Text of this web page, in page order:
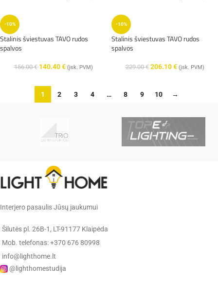
-10%
Stalinis šviestuvas TAVO rudos
spalvos
156.00€ 140.40€ (įsk. PVM)
-10%
Stalinis šviestuvas TAVO rudos
spalvos
229.00€ 206.10€ (įsk. PVM)
1 2 3 4 … 8 9 10 →
Interjero pasaulis Jūsų jaukumui
Šilutės pl. 26B-1, LT-91177 Klaipėda
Mob. telefonas: +370 676 80998
info@lighthome.lt
@lighthomestudija